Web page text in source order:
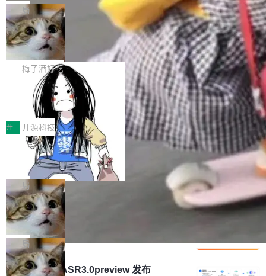
可控性和代码质量提出了更高要求。 首先是数据
安全与合规要求。对于大多数普通研发场景，公
有云模型能够满足快速试用和效率提升的需求。
但对于金融、能源、医疗等对数据安全要求较...
各业的Agent走向规模化建设，算力构成形态逐
渐丰富，用户关注的重点也在发生变化：不只是
让AI用起来，还要进一步看清混合算力时代下，
Token花在哪里、算力是否被充分利用，以及持
续增长的AI成本该如何优化。 深信服AI算力网关
正是围绕这些实际问题，从Token治理和成本治
理两个方面，让用户的每一份算力都看得清、管
得住、用得稳、省得下、更安全！ 一、从现在开
始，Token使用一目...
Bigtable 作者之一。TensorFlow 的作者之一。
Gemini 的架构师。Google 首席科学家。 Jeff D
ean 在 Google 工作了 27 年后，宣布离职。 他
不是一个人走。一同离开的还有 Sanjay Ghema
wat（Google 员工编号 23，Jeff Dean 二十多
年的编程搭档，MapReduce 和 Bigtable 的共同
作者）、Quoc Le（Google 大脑核心成员，Se
q2Seq 和 DocAI 的共同发明人）以及 Oriol Vin
yals（Gemini 联合负责人，AlphaSta...
局
🔥 SolonCode v2026.8.4 发布：界面
字体可调、22 种语言、记忆搜索增强
打开终端就能上岗的全中文编码智能体，这一轮
把「看得清、用母语、记得住」三件事一次补
齐。 SolonCode 是什么 SolonCode 是杭州无
耳科技研发的企业级终端编码智能体——一位全
中文驱动的数字员工，自主理解需求、规划步
骤、编写代码。不挑模型、不挑平台，curl 一行
装完即用。 开源地址：Gitee · GitCode · GitHu
b 安装 支持 Java 8+（8~26）、macOS / Linu
x / Windows / Harmony PC。 # macOS / Linu
x / Harmony PC curl -fsSL https://solon.noea
r.org/solon...
梅子酒好吃
让“代码语义理解”深度释放AI Coding
价值潜能：华为云码道（CodeArts）
代码仓技术解析
一、代码仓深度理解技术的作用与价值 在软件工
程实践中，代码仓是企业核心知识资产的主要载
体。企业级代码仓库通常包含数十万乃至数百万
个文件，其规模远超单次模型调用可承载的上下
文窗口。随着项目规模的持续扩张与代码历史的
不断累积，代码仓中的模块关系、接口契约、业
务逻辑等关键信息往往分散于数十乃至数百个文
件之中，形成高度复杂的知识关联网络。传统的
代码检索手段（如关键词匹配、目录遍历）仅能
在语法层面完成文本定位，难以触及代码的语义
内涵与结构关联，导致开发者使用代码智能体在
理解大规模代码仓时面临显著"代码仓理解"瓶
开 开源科技
一条“删库”命令跑 17 小时，算法工程
师删光 89TB 数据只为干私活
最高人民检察院8月4日公布了一起案件：北京一
名90后算法工程师王某，为了给自己接的私活腾
服务器空间，删光了公司AI游戏部门的全部核心
数据。 王某2024年1月入职东城区某科技公司AI
短剧部门，有互联网大厂背景。在公司内部架构
调整期间，部门三次通知全员将数据从A集群迁
移到B集群，王某都回复了"收到"。 他没有迁移
数据。2024年9月3日下午4点，他使用此前登录
局
Cloudflare 分享推理优化实践：KV ca
che 量化 + 权重压缩，吞吐量提升 4
1%，成本降 30%
Kimi 和 GLM 是当前最强的大模型系列之一，但
它们有一个共同的问题：太吃显存了。月之暗面
的 Kimi K 系列和智谱的 GLM 都是长上下文、M
oE 架构的大模型，好用到让人上瘾，但 GPU 显
局
腾讯混元 Hy ASR3.0preview 发布